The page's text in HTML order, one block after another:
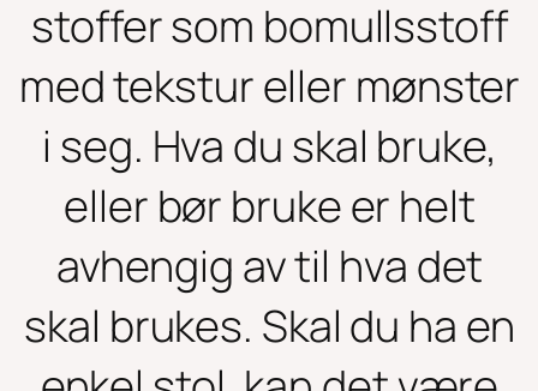
stoffer som bomullsstoff
med tekstur eller mønster
i seg. Hva du skal bruke,
eller bør bruke er helt
avhengig av til hva det
skal brukes. Skal du ha en